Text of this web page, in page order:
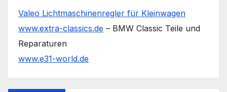
Valeo Lichtmaschinenregler für Kleinwagen
www.extra-classics.de – BMW Classic Teile und
Reparaturen
www.e31-world.de